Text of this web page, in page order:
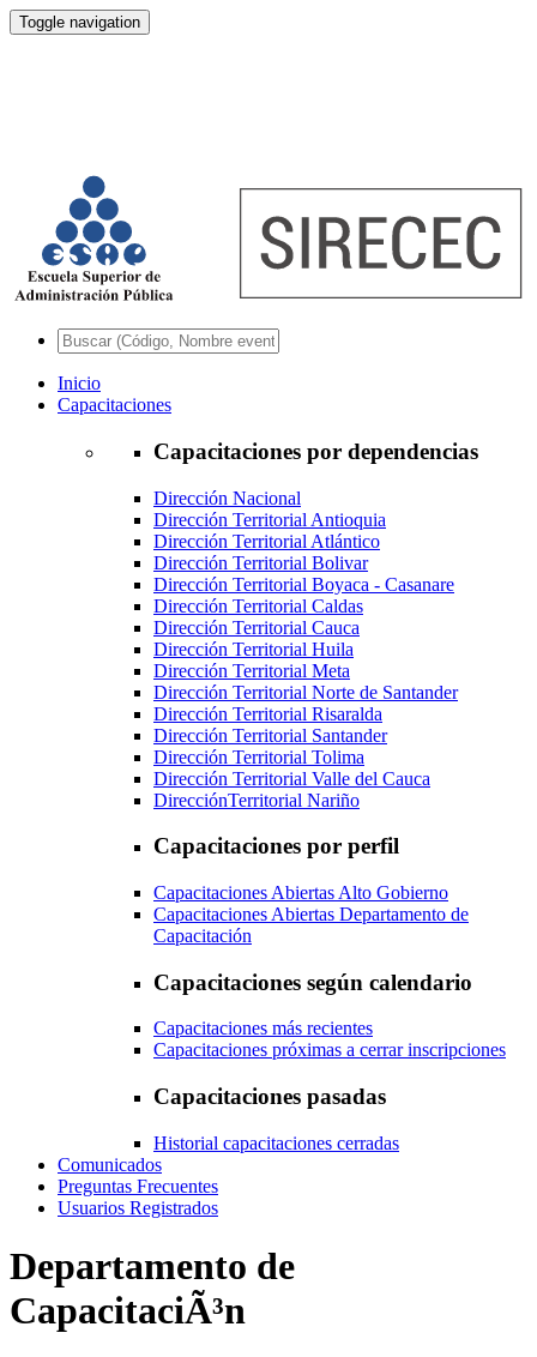
Toggle navigation
Inicio
Capacitaciones
Capacitaciones por dependencias
Dirección Nacional
Dirección Territorial Antioquia
Dirección Territorial Atlántico
Dirección Territorial Bolivar
Dirección Territorial Boyaca - Casanare
Dirección Territorial Caldas
Dirección Territorial Cauca
Dirección Territorial Huila
Dirección Territorial Meta
Dirección Territorial Norte de Santander
Dirección Territorial Risaralda
Dirección Territorial Santander
Dirección Territorial Tolima
Dirección Territorial Valle del Cauca
DirecciónTerritorial Nariño
Capacitaciones por perfil
Capacitaciones Abiertas Alto Gobierno
Capacitaciones Abiertas Departamento de
Capacitación
Capacitaciones según calendario
Capacitaciones más recientes
Capacitaciones próximas a cerrar inscripciones
Capacitaciones pasadas
Historial capacitaciones cerradas
Comunicados
Preguntas Frecuentes
Usuarios Registrados
Departamento de
CapacitaciÃ³n